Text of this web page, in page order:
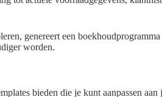
genereert een
worden.
bieden die je kunt aanpassen